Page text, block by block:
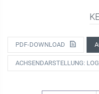
PDF-DOWNLOAD
ACHSENDARSTELLUNG: